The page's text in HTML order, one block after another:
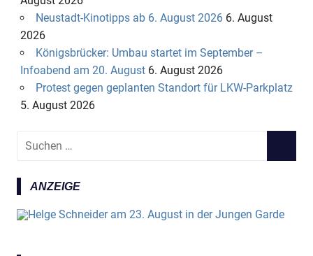
Neustadt-Kinotipps ab 6. August 2026 6. August
2026
Königsbrücker: Umbau startet im September –
Infoabend am 20. August 6. August 2026
Protest gegen geplanten Standort für LKW-Parkplatz
5. August 2026
e
E
ANZEIGE